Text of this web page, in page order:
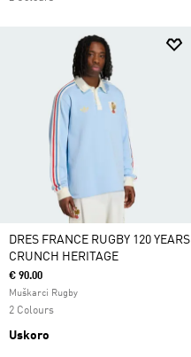
DRES FRANCE RUGBY 120 YEARS
CRUNCH HERITAGE
€ 90.00
Muškarci Rugby
2 Colours
Uskoro